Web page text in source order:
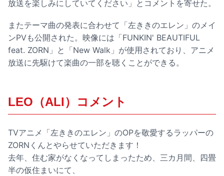
放送を楽しみにしていてください」とコメントを寄せた。
またテーマ曲の発表に合わせて「左ききのエレン」のメイ
ンPVも公開された。映像には「FUNKIN' BEAUTIFUL
feat. ZORN」と「New Walk」が使用されており、アニメ
放送に先駆けて楽曲の一部を聴くことができる。
LEO（ALI）コメント
TVアニメ「左ききのエレン」のOPを敬愛するラッパーの
ZORNくんとやらせていただきます！
去年、住む家がなくなってしまったため、三カ月間、四畳
半の仮住まいにて、